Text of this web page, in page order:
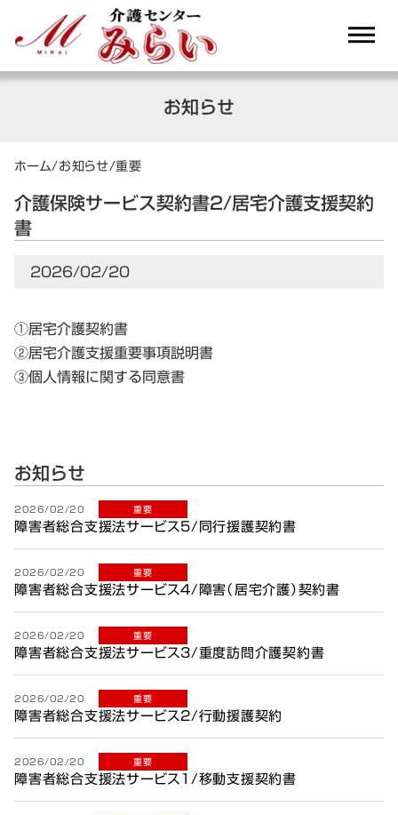
dehaze
お知らせ
ホーム/お知らせ/重要
介護保険サービス契約書2/居宅介護支援契約
書
2026/02/20
①居宅介護契約書
②居宅介護支援重要事項説明書
③個人情報に関する同意書
お知らせ
2026/02/20 重要
障害者総合支援法サービス5/同行援護契約書
2026/02/20 重要
障害者総合支援法サービス4/障害（居宅介護）契約書
2026/02/20 重要
障害者総合支援法サービス3/重度訪問介護契約書
2026/02/20 重要
障害者総合支援法サービス2/行動援護契約
2026/02/20 重要
障害者総合支援法サービス1/移動支援契約書